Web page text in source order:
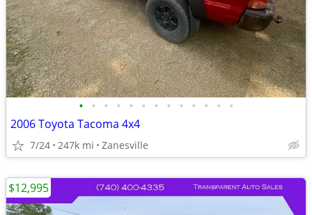
• • • • • • • • • • • • •
2006 Toyota Tacoma 4x4
7/24 247k mi Zanesville
$12,995